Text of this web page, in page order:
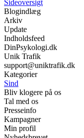
Sideoversigt
Blogindlæg
Arkiv
Update
Indholdsfeed
DinPsykologi.dk
Unik Trafik
support@uniktrafik.dk
Kategorier
Sind
Bliv klogere på os
Tal med os
Presseinfo
Kampagner
Min profil